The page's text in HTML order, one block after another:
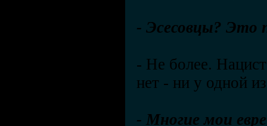
- Эсесовцы? Это
- Не более.
нет - ни у одной
- Многие мои